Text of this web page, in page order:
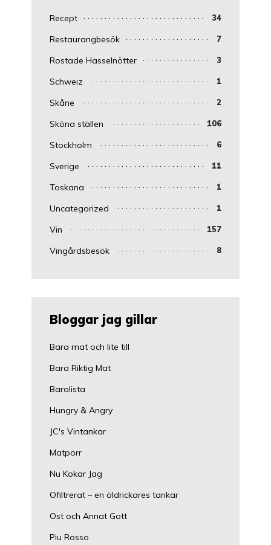
Recept 34
Restaurangbesök 7
Rostade Hasselnötter 3
Schweiz 1
Skåne 2
Sköna ställen 106
Stockholm 6
Sverige 11
Toskana 1
Uncategorized 1
Vin 157
Vingårdsbesök 8
Bloggar jag gillar
Bara mat och lite till
Bara Riktig Mat
Barolista
Hungry & Angry
JC's Vintankar
Matporr
Nu Kokar Jag
Ofiltrerat – en öldrickares tankar
Ost och Annat Gott
Piu Rosso